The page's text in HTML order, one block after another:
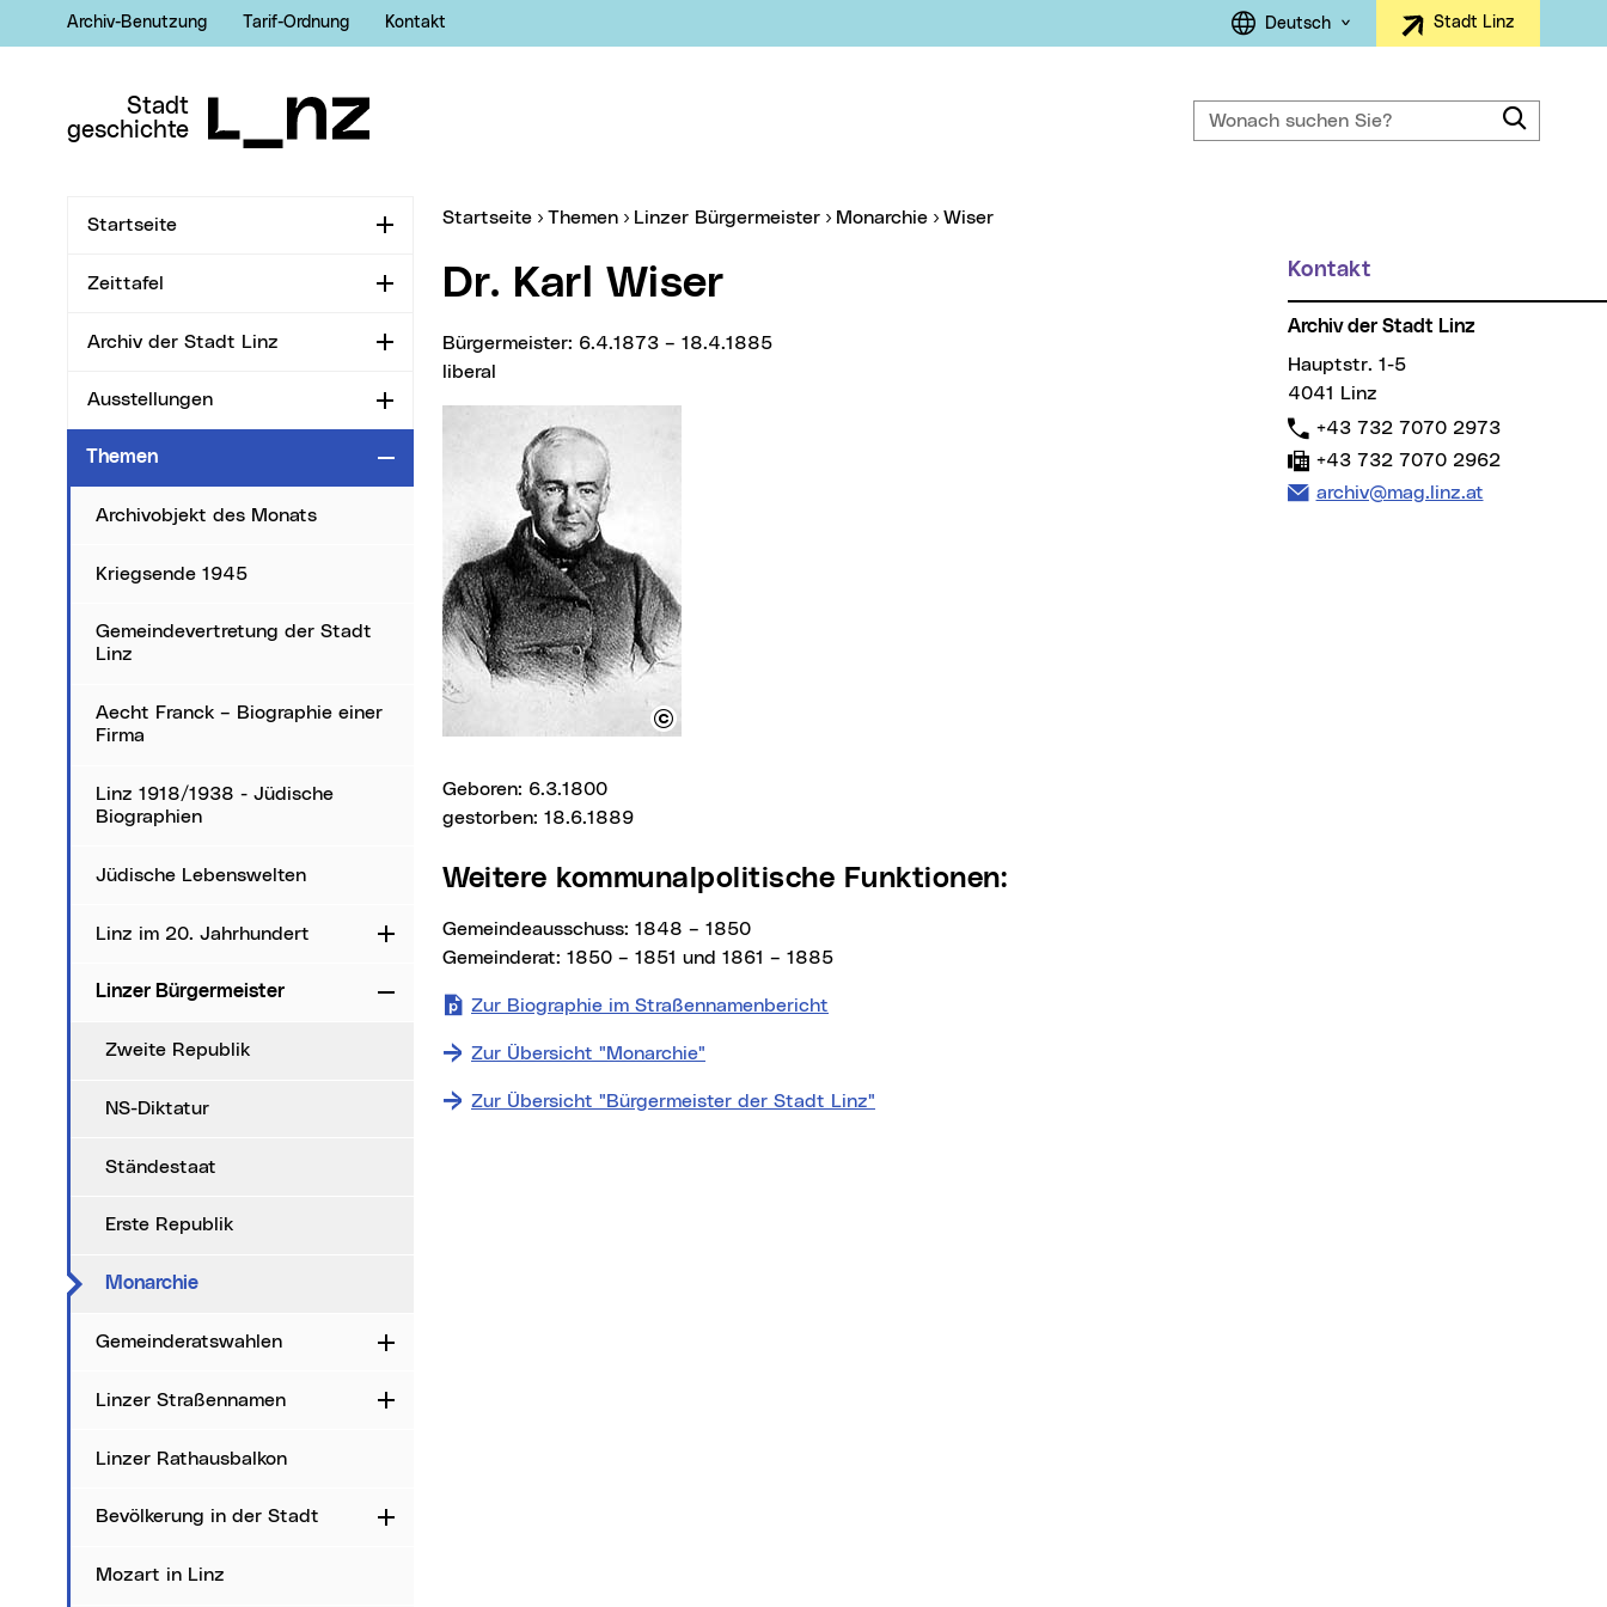
Zur Navigation
Archiv-Benutzung Tarif-Ordnung Kontakt
Sprachauswahl
Deutsch Stadt Linz
Stadt
geschichte
Wonach suchen Sie?
Startseite Aufklappen
Zeittafel Aufklappen
Archiv der Stadt Linz Aufklappen
Ausstellungen Aufklappen
Themen Zuklappen
Archivobjekt des Monats
Kriegsende 1945
Gemeindevertretung der Stadt
Linz
Aecht Franck – Biographie einer
Firma
Linz 1918/1938 - Jüdische
Biographien
Jüdische Lebenswelten
Linz im 20. Jahrhundert Aufklappen
Linzer Bürgermeister Zuklappen
Zweite Republik
NS-Diktatur
Ständestaat
Erste Republik
Monarchie(aktueller Menüpunkt)
Gemeinderatswahlen Aufklappen
Linzer Straßennamen Aufklappen
Linzer Rathausbalkon
Bevölkerung in der Stadt Aufklappen
Mozart in Linz
Sie sind hier:
Startseite Themen Linzer Bürgermeister Monarchie Wiser
Dr. Karl Wiser
Bürgermeister: 6.4.1873 – 18.4.1885
liberal
geboren: 6.3.1800
gestorben: 18.6.1889
Weitere kommunalpolitische Funktionen:
Gemeindeausschuss: 1848 – 1850
Gemeinderat: 1850 – 1851 und 1861 – 1885
Zur Biographie im Straßennamenbericht
Zur Übersicht "Monarchie"
Zur Übersicht "Bürgermeister der Stadt Linz"
Kontakt
Archiv der Stadt Linz
Hauptstr. 1-5
4041 Linz
Telefon:
+43 732 7070 2973
Fax:
+43 732 7070 2962
E-Mail Adresse:
archiv@mag.linz.at